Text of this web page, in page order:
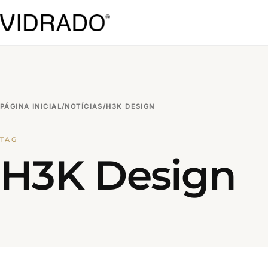
PÁGINA INICIAL/NOTÍCIAS/H3K DESIGN
TAG
H3K Design